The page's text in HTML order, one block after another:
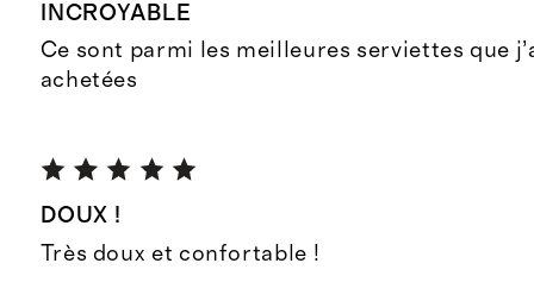
INCROYABLE
Ce sont parmi les meilleures serviettes que
achetées
DOUX !
Très doux et confortable !